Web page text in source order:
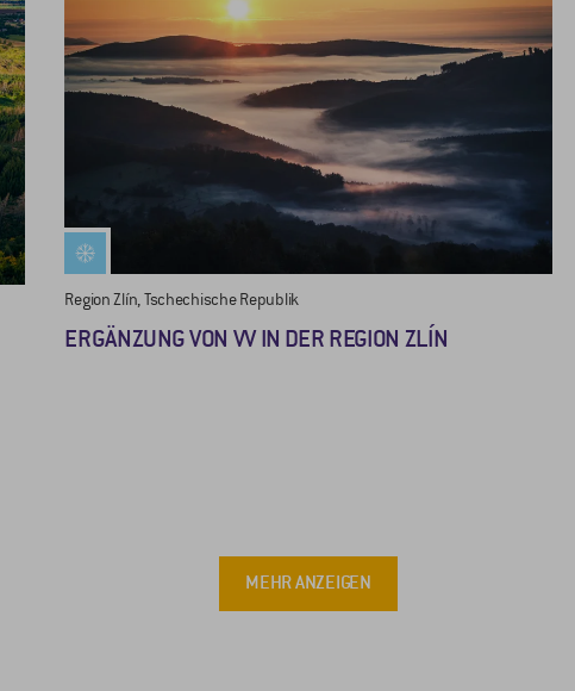
Region Zlín, Tschechische Republik
ERGÄNZUNG VON VV IN DER REGION ZLÍN
MEHR ANZEIGEN